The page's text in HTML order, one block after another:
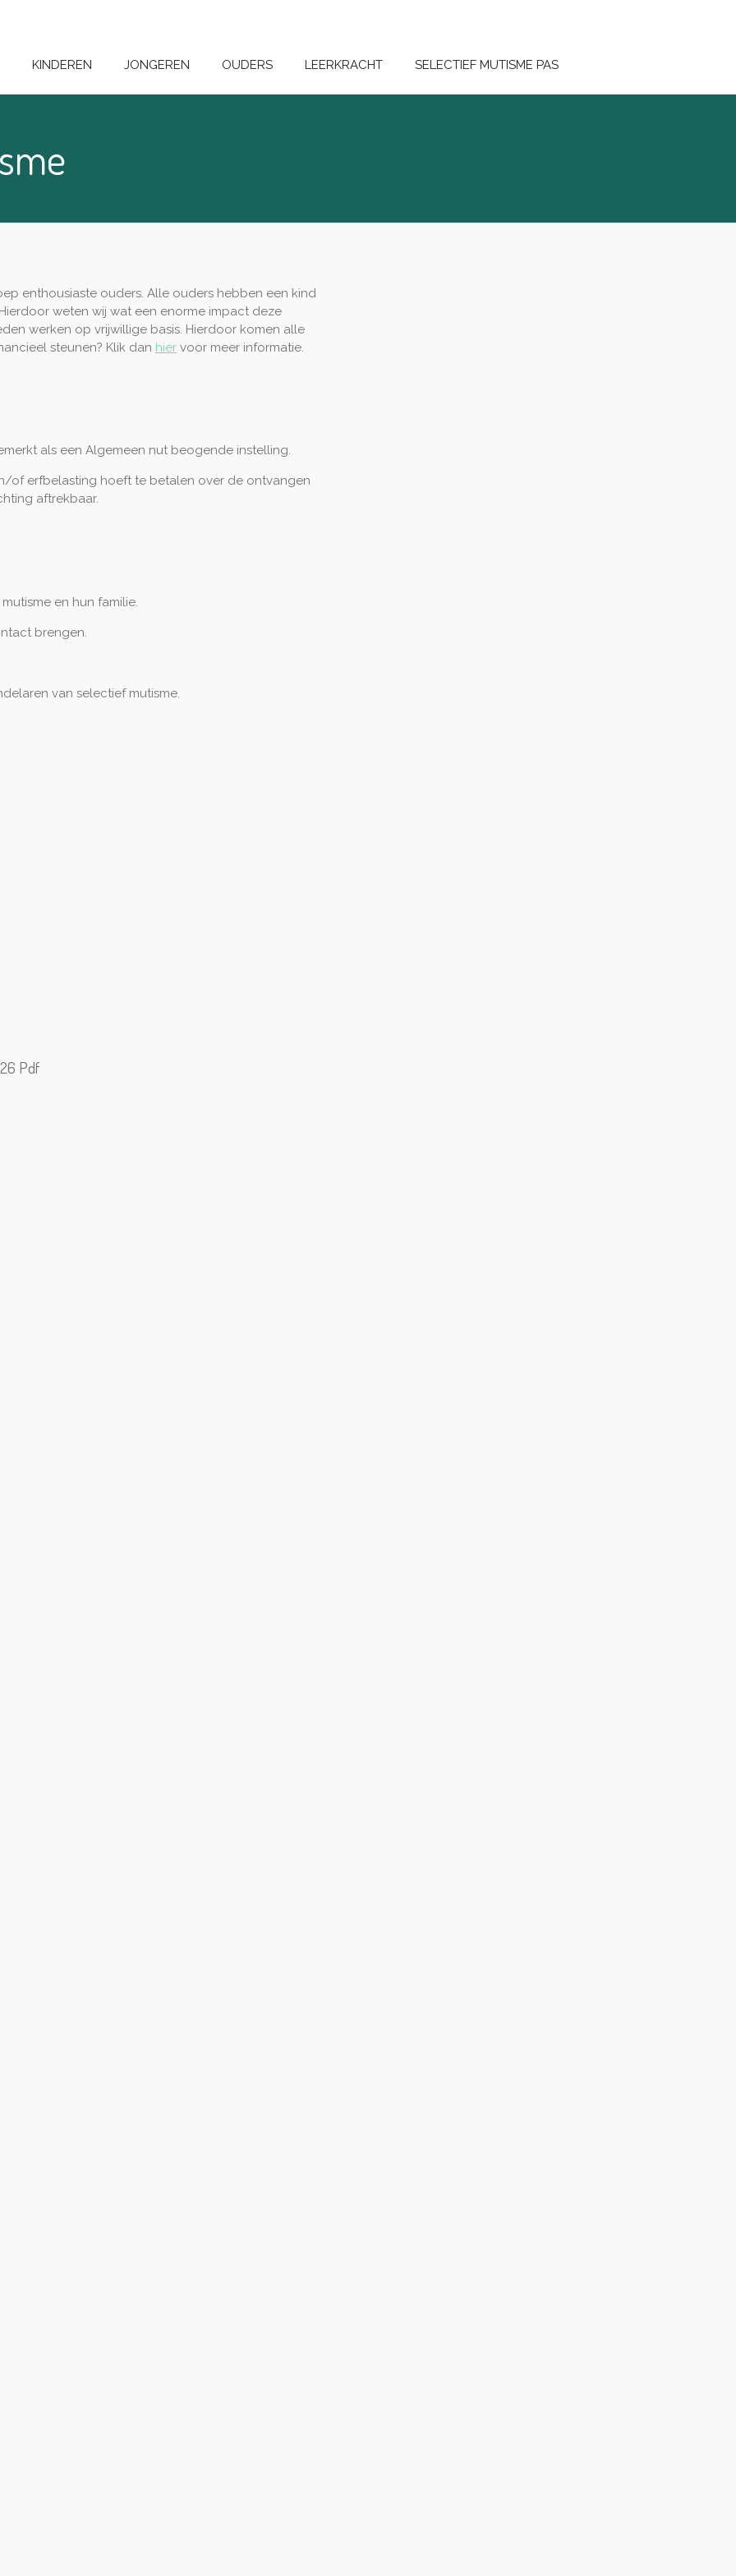
KINDEREN JONGEREN OUDERS LEERKRACHT SELECTIEF MUTISME PAS
enthousiaste ouders. Alle ouders hebben een kind
weten wij wat een enorme impact deze
werken op vrijwillige basis. Hierdoor komen alle
steunen? Klik dan hier voor meer informatie.
als een Algemeen nut beogende instelling.
of erfbelasting hoeft te betalen over de ontvangen
aftrekbaar.
en hun familie.
brengen.
van selectief mutisme.
Pdf